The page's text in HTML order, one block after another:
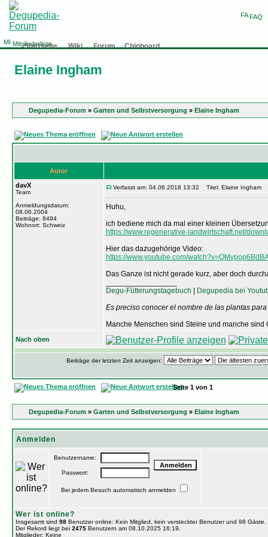
FAQ
Mitgliederliste
Startseite Wiki Forum Chinboard
Elaine Ingham
Degupedia-Forum » Garten und Selbstversorgung » Elaine Ingham
Autor
davX
Team
Anmeldungsdatum:
08.06.2004
Beiträge: 8494
Wohnort: Schweiz
Verfasst am: 04.06.2018 13:32 Titel: Elaine Ingham
Huhu,
ich bediene mich da mal einer kleinen
https://www.regenerative-landwirtschaft.net/
Hier das dazugehörige Video:
https://www.youtube.com/
Das Ganze ist nicht gerade kurz, aber doch
Degu-Fütterungstagebuch
Degupedia bei
Es preciso conocer el nombre de las plantas
Manche Menschen sind Steine und manche sind
Nach oben
Beiträge der letzten Zeit anzeigen:
Seite 1 von 1
Degupedia-Forum » Garten und Selbstversorgung » Elaine Ingham
Anmelden
Benutzername:
Passwort:
Bei jedem Besuch automatisch anmelden
Wer ist online?
Insgesamt sind 98Benutzer online: Kein Mitglied, kein versteckter Benutzer und 98
Der Rekord liegt bei 2475Benutzern am 08.10.2025 16:19.
Mitglieder: Keine